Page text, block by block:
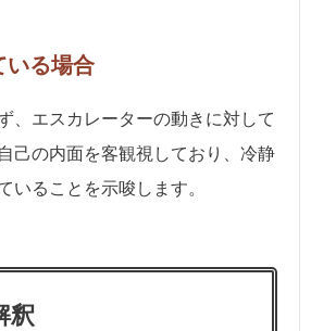
いる場合
、エスカレーターの動きに対して
己の内面を客観視しており、冷静
いることを示唆します。
釈